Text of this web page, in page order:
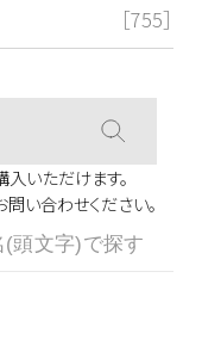
［755］
入いただけます。
い合わせください。
(頭文字)で探す